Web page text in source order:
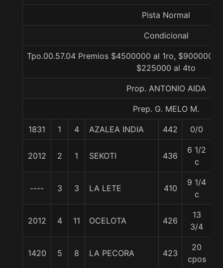
Pista Normal
Condicional
Tpo.00.57.04 Premios $4500000 al 1ro, $900000
$225000 al 4to
Prop. ANTONIO AIDA
Prep. G. MELO M.
1831 1 4 AZALEA INDIA 442 0/0
2012 2 1 SEKOTI 436
6 1/2
c
---- 3 3 LA LETE 410
9 1/4
c
2012 4 11 OCELOTA 426
13
3/4
1420 5 8 LA PECORA 423
20
cpos